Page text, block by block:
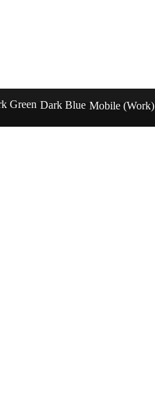
Green Dark Blue Mobile (Work)